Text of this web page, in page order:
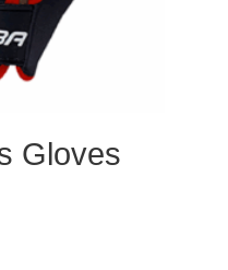
Gloves